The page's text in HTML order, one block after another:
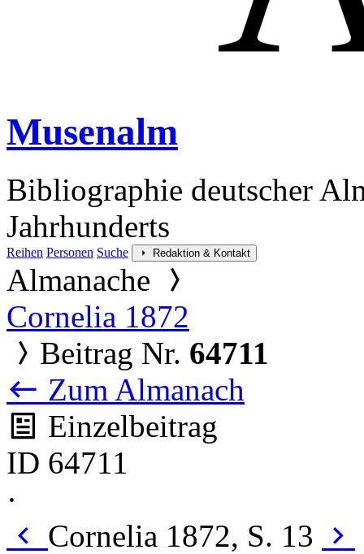
Musenalm
Bibliographie deutscher
Jahrhunderts
Reihen Personen Suche Redaktion & Kontakt
Almanache
Cornelia 1872
Beitrag Nr. 64711
Zum Almanach
Einzelbeitrag
ID 64711
·
Cornelia 1872, S. 13